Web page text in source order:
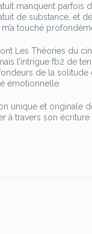
manquent parfois
de substance, et
touché
Les Théories du
l’intrigue fb2 de
de la solitude
émotionnelle.
unique et originale
à travers son écriture.